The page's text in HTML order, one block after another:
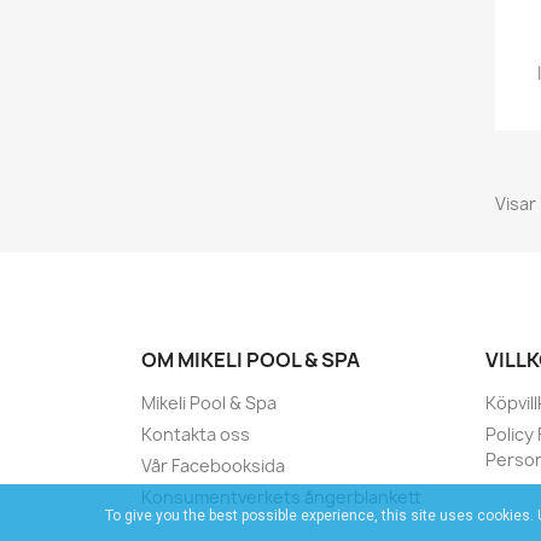
Visar
OM MIKELI POOL & SPA
Mikeli Pool & Spa
Kontakta oss
Vår Facebooksida
Konsumentverkets ångerblankett
Policy
To give you the best possible experience, this site uses